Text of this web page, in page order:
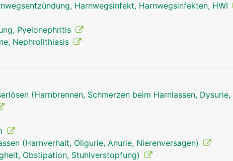
Harnwegsinfekt, Harnwegsinfekten, HWI
Pyelonephritis
Nephrolithiasis
(Harnbrennen, Schmerzen beim Harnlassen,
(Harnverhalt, Oligurie, Anurie, Nierenversagen)
Obstipation, Stuhlverstopfung)